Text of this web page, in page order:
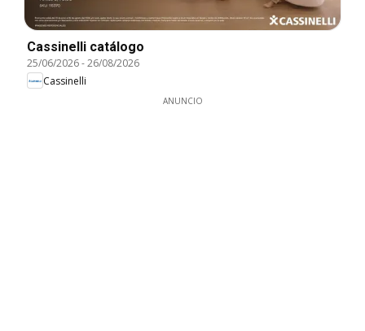
Cassinelli catálogo
25/06/2026-26/08/2026
Cassinelli
ANUNCIO